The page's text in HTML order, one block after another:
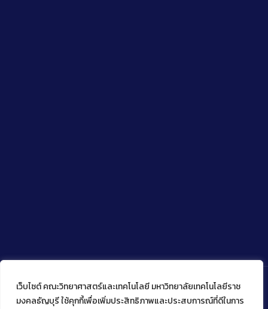
เว็บไซต์ คณะวิทยาศาสตร์และเทคโนโลยี มหาวิทยาลัยเทคโนโลยีราช
มงคลธัญบุรี ใช้คุกกี้เพื่อเพิ่มประสิทธิภาพและประสบการณ์ที่ดีในการ